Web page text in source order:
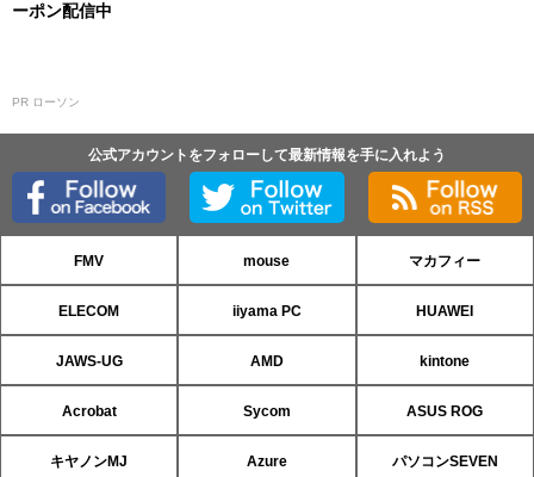
ーポン配信中
PR ローソン
公式アカウントをフォローして最新情報を手に入れよう
FMV mouse マカフィー
ELECOM iiyama PC HUAWEI
JAWS-UG AMD kintone
Acrobat Sycom ASUS ROG
キヤノンMJ Azure パソコンSEVEN